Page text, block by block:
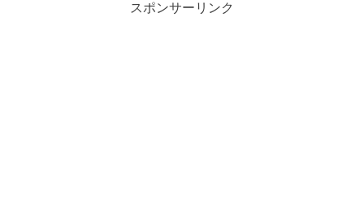
スポンサーリンク